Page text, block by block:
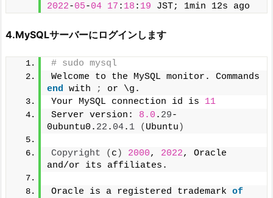
2022-05-04 17 : 18 : 19 JST; 1min 12s ago
4.MySQLサーバーにログインします
# sudo mysql
end with ;
or \g.
Your MySQL connection id is 11
Server version: 8.0 . 29-
0ubuntu0. 22 . 04. 1 ( Ubuntu )
Copyright ( c ) 2000, 2022, Oracle
and/or its affiliates.
Oracle is a registered trademark of